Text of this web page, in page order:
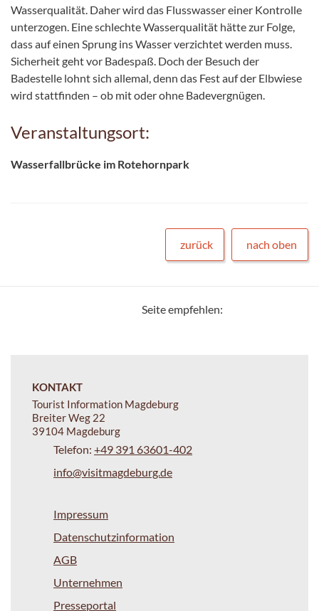
Wasserqualität. Daher wird das Flusswasser einer Kontrolle
unterzogen. Eine schlechte Wasserqualität hätte zur Folge,
dass auf einen Sprung ins Wasser verzichtet werden muss.
Sicherheit geht vor Badespaß. Doch der Besuch der
Badestelle lohnt sich allemal, denn das Fest auf der Elbwiese
wird stattfinden – ob mit oder ohne Badevergnügen.
Veranstaltungsort:
Wasserfallbrücke im Rotehornpark
zurück nach oben
Seite empfehlen:
KONTAKT
Tourist Information Magdeburg
Breiter Weg 22
39104 Magdeburg
Telefon: +49 391 63601-402
info@visitmagdeburg.de
Impressum
Datenschutzinformation
AGB
Unternehmen
Presseportal